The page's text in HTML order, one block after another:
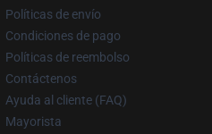
Políticas de envío
Condiciones de pago
Políticas de reembolso
Contáctenos
Ayuda al cliente (FAQ)
Mayorista